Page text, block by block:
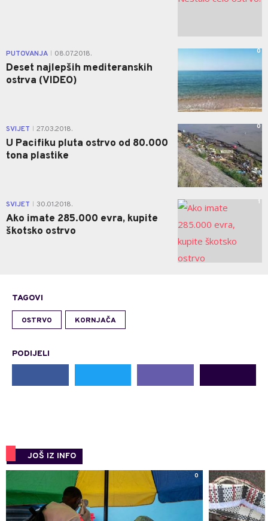
PUTOVANJA 08.07.2018.
Deset najlepših mediteranskih
ostrva (VIDEO)
0
SVIJET 27.03.2018.
U Pacifiku pluta ostrvo od 80.000
tona plastike
0
SVIJET 30.01.2018.
Ako imate 285.000 evra, kupite
škotsko ostrvo
1
TAGOVI
OSTRVO KORNJAČA
PODIJELI
JOŠ IZ INFO
0